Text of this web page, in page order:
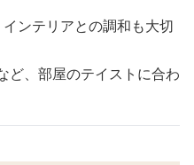
ンテリアとの調和も大切
ど、部屋のテイストに合わ